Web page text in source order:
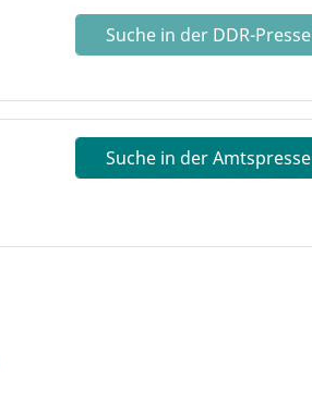
Suche in der DDR-Presse
Suche in der Amtspresse